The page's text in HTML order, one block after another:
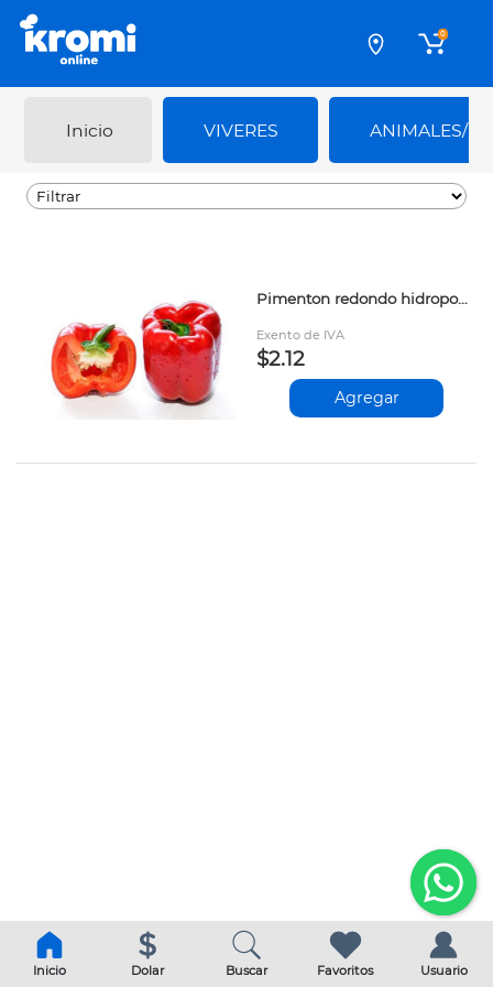
0
Inicio VIVERES ANIMALES/
Pimenton redondo hidroponico kg xx
Exento de IVA
$2.12
Agregar
Inicio Dolar Buscar Favoritos Usuario